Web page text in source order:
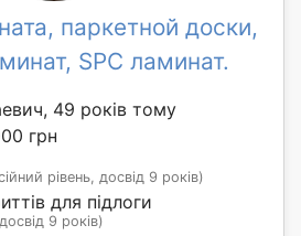
паркетной доски,
SPC ламинат.
49 років тому
грн
рівень, досвід 9 років)
для підлоги
9 років)